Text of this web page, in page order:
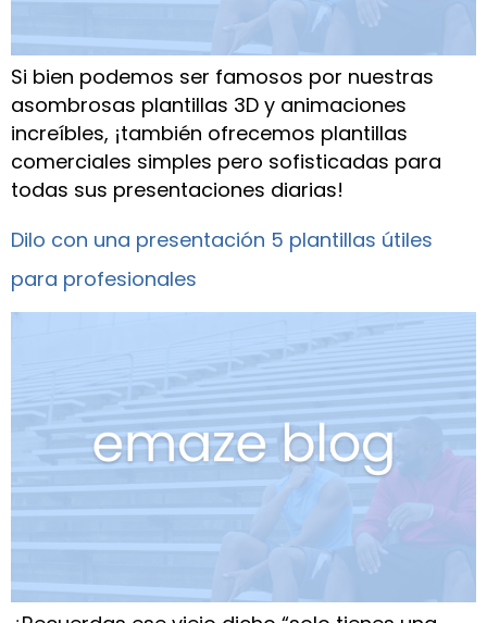
Si bien podemos ser famosos por nuestras
asombrosas plantillas 3D y animaciones
increíbles, ¡también ofrecemos plantillas
comerciales simples pero sofisticadas para
todas sus presentaciones diarias!
Dilo con una presentación 5 plantillas útiles
para profesionales